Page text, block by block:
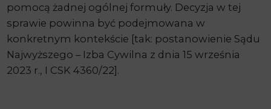
pomocą żadnej ogólnej formuły. Decyzja w tej
sprawie powinna być podejmowana w
konkretnym kontekście [tak: postanowienie Sądu
Najwyższego – Izba Cywilna z dnia 15 września
2023 r., I CSK 4360/22].